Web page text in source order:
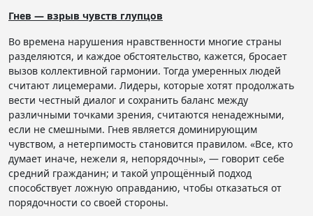
Гнев — взрыв чувств глупцов
Во времена нарушения нравственности многие страны
разделяются, и каждое обстоятельство, кажется, бросает
вызов коллективной гармонии. Тогда умеренных людей
считают лицемерами. Лидеры, которые хотят продолжать
вести честный диалог и сохранить баланс между
различными точками зрения, считаются ненадежными,
если не смешными. Гнев является доминирующим
чувством, а нетерпимость становится правилом. «Все, кто
думает иначе, нежели я, непорядочны», — говорит себе
средний гражданин; и такой упрощённый подход
способствует ложную оправданию, чтобы отказаться от
порядочности со своей стороны.